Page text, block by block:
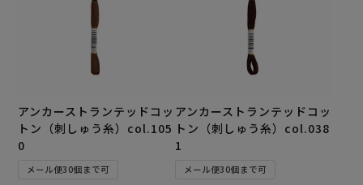
アンカーストランテッドコッ
トン（刺しゅう糸）col.105
0
メール便30個まで可
アンカーストランテッドコッ
トン（刺しゅう糸）col.038
1
メール便30個まで可